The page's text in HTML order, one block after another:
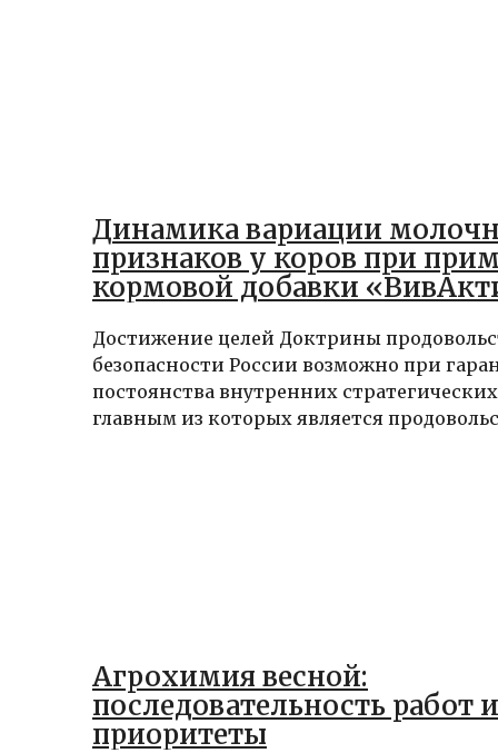
Динамика вариации
признаков у коров при
кормовой добавки
Достижение целей Доктрины
безопасности России возможно при
постоянства внутренних
главным из которых является
Агрохимия весной:
последовательность работ и
приоритеты